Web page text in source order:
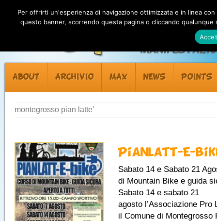
ABOUT ARCHIVIO MAX NEWS POINTS
montegrosso pian latte’
Pianlatt-E-
Sabato 14 e Sabato 21
di Mountain Bike e guida
Sabato 14 e sabato 21
agosto l’Associazione Pro
il Comune di Montegrosso
Per offrirti un'esperienza di navigazione ottimizzata e in linea
questo banner, scorrendo questa pagina o cliccando